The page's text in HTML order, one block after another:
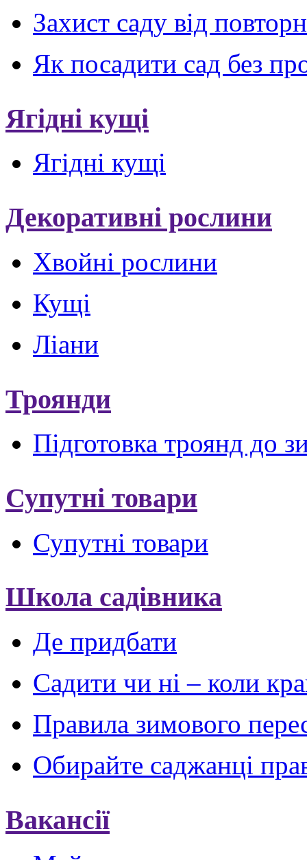
Захист саду від
Як посадити сад без
Ягідні кущі
Ягідні кущі
Декоративні рослини
Хвойні рослини
Кущі
Ліани
Троянди
Підготовка троянд до
Супутні товари
Супутні товари
Школа садівника
Де придбати
Садити чи ні – коли
Правила зимового
Обирайте саджанці
Вакансії